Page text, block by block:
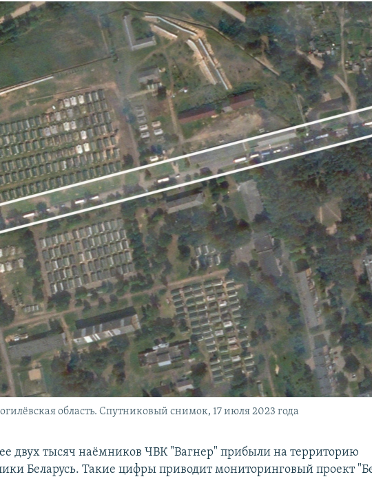
область. Спутниковый снимок, 17 июля 2023 года
двух тысяч наёмников ЧВК "Вагнер" прибыли на территорию
Беларусь. Такие цифры приводит мониторинговый проект